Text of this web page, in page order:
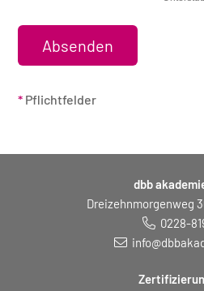
* Pflichtfelder
dbb
Dreizehnmorgenweg
0228-